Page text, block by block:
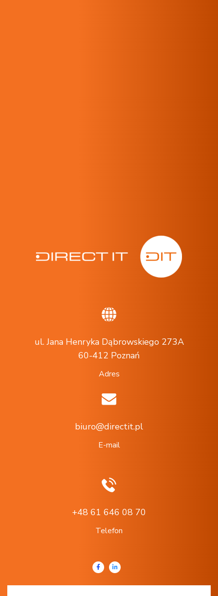
ul. Jana Henryka Dąbrowskiego 273A
60-412 Poznań
Adres
biuro@directit.pl
E-mail
+48 61 646 08 70
Telefon